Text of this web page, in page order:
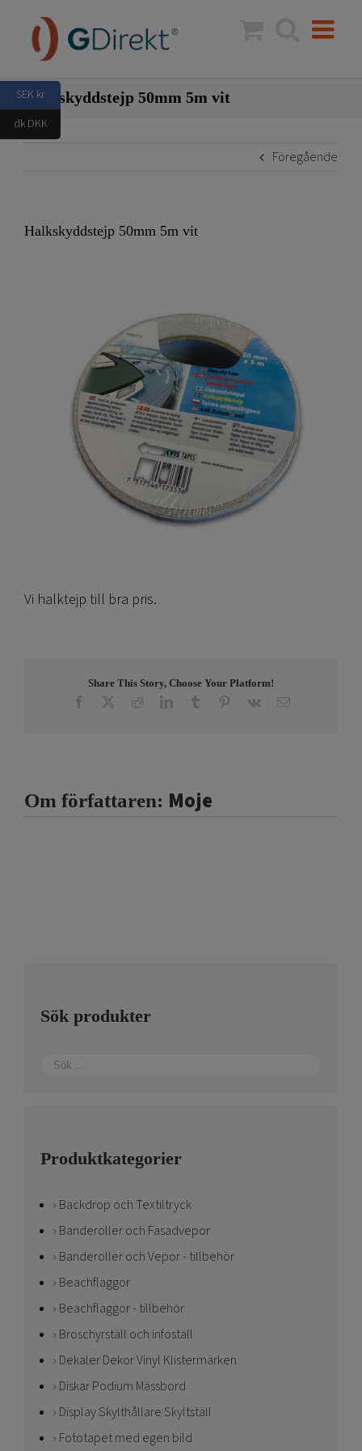
innehållet
Halkskyddstejp 50mm 5m vit
Föregående
Halkskyddstejp 50mm 5m vit
Vi halktejp till bra pris.
Share This Story, Choose Your Platform!
Facebook RedditLinkedInTumblr Pinterest
Vk E-
Om författaren: Moje
Sök produkter
Produktkategorier
Backdrop och Textiltryck
Banderoller och Fasadvepor
Banderoller och Vepor - tillbehör
Beachflaggor
Beachflaggor - tillbehör
Broschyrställ och infoställ
Dekaler Dekor Vinyl Klistermärken
Diskar Podium Mässbord
Display Skylthållare Skyltställ
Fototapet med egen bild
SEK kr
dk DKK